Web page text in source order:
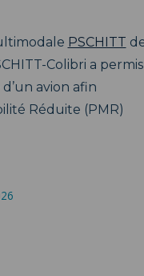
PSCHITT
Colibri a permis
avion afin
Réduite (PMR)